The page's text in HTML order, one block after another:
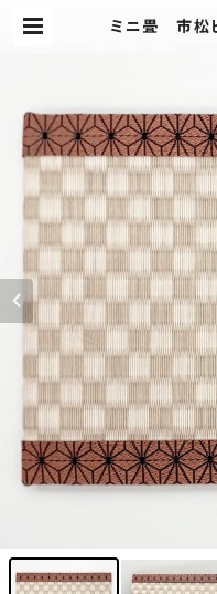
ミニ畳 市松